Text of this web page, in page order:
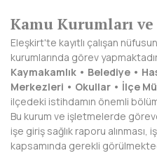
GAZİANTEP
GİRESUN
GÜMÜŞHANE
HAKKARİ
HATAY
Kamu Kurumları
Eleşkirt'te kayıtlı çalışan
kurumlarında görev
Kaymakamlık • Belediye •
Merkezleri • Okullar • İlçe
ilçedeki istihdamın önemli
Bu kurum ve işletmelerde
işe giriş sağlık raporu alınması,
kapsamında gerekli